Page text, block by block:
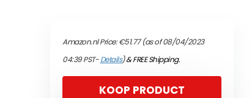
Amazon.nl Price:€51.77(as of 08/04/2023
04:39 PST-Details)&FREE Shipping.
KOOP PRODUCT